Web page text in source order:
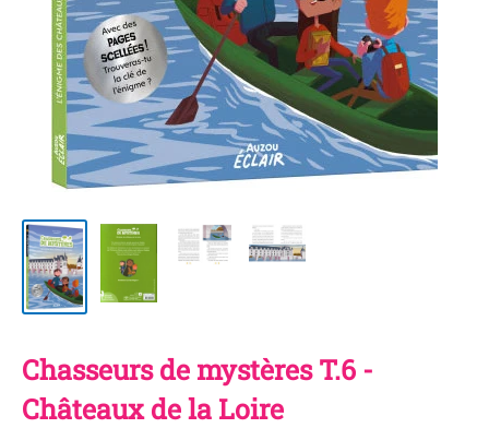
Chasseurs de mystères T.6 -
Châteaux de la Loire